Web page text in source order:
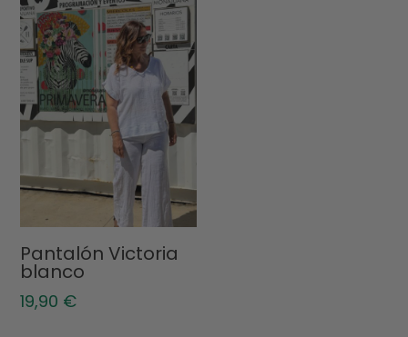
Pantalón Victoria
blanco
19,90 €